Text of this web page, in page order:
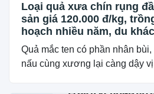
Loại quả xưa chín rụng
sản giá 120.000 đ/kg,
hoạch nhiều năm, du
Quả mắc ten có phần nhân
nấu cùng xương lại càng dậy